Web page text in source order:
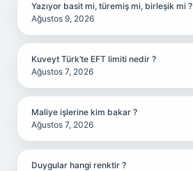
Yazıyor basit mi, türemiş mi, birleşik mi ?
Ağustos 9, 2026
Kuveyt Türk’te EFT limiti nedir ?
Ağustos 7, 2026
Maliye işlerine kim bakar ?
Ağustos 7, 2026
Duygular hangi renktir ?